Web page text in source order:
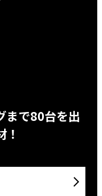
まで80台を出